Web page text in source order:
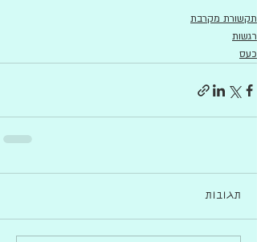
תקשורת מקרבת
רגשות
כעס
תגובות